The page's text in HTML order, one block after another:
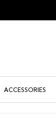
ACCESSORIES